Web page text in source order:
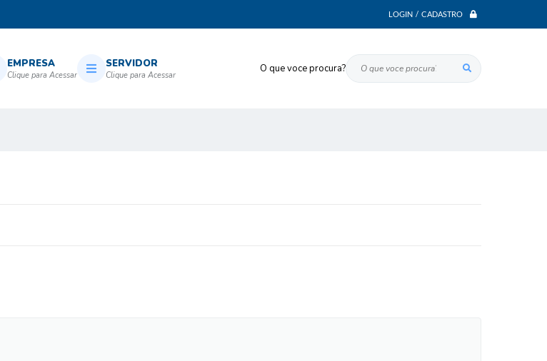
LOGIN / CADASTRO
O que voce procura?
EMPRESA SERVIDOR